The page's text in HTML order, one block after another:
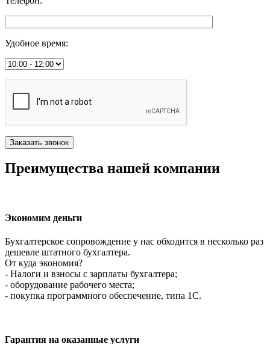
Удобное время:
Преимущества нашей компании
Экономим деньги
Бухгалтерское сопровождение у нас обходится в несколько раз
дешевле штатного бухгалтера.
От куда экономия?
- Налоги и взносы с зарплаты бухгалтера;
- оборудование рабочего места;
- покупка программного обеспечение, типа 1С.
Гарантия на оказанные услуги